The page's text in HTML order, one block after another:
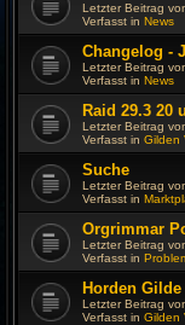
Letzter Beitrag
Verfasst in News
Changelog -
Letzter Beitrag
Verfasst in News
Raid 29.3 20
Letzter Beitrag
Verfasst in Gilden
Suche
Letzter Beitrag
Verfasst in
Orgrimmar
Letzter Beitrag
Verfasst in
Horden Gilde
Letzter Beitrag
Verfasst in Gilden